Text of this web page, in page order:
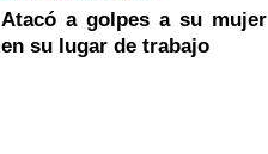
Atacó a golpes a su mujer
en su lugar de trabajo